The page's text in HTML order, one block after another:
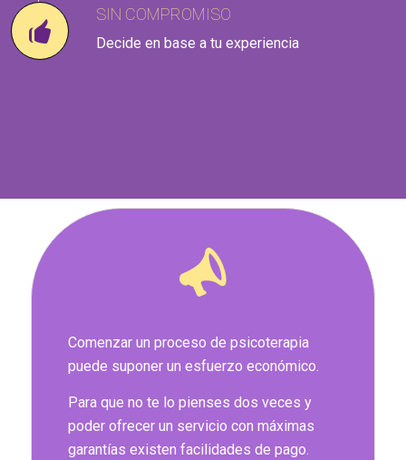
SIN COMPROMISO
Decide en base a tu experiencia
Comenzar un proceso de psicoterapia
puede suponer un esfuerzo económico.
Para que no te lo pienses dos veces y
poder ofrecer un servicio con máximas
garantías existen facilidades de pago.